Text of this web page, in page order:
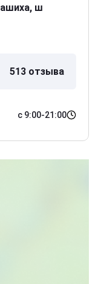
ш
513 отзыва
с 9:00-21:00